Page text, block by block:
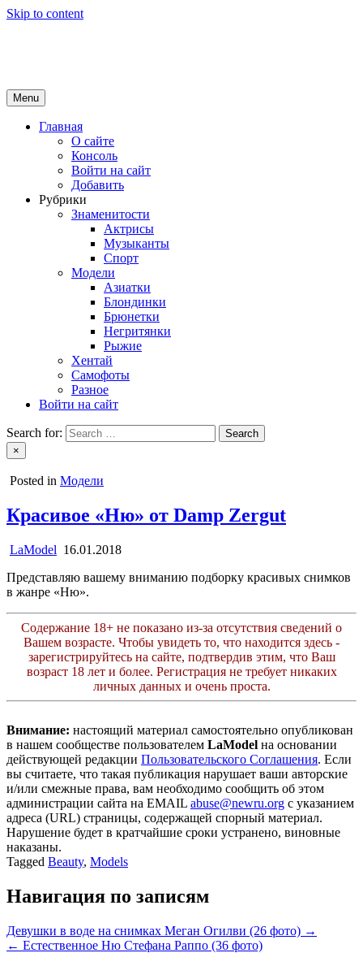
Skip to content
Menu
Главная
О сайте
Консоль
Войти на сайт
Добавить
Рубрики
Знаменитости
Актрисы
Музыканты
Спорт
Модели
Азиатки
Блондинки
Брюнетки
Негритянки
Рыжие
Хентай
Самофоты
Разное
Войти на сайт
Search for:
×
Posted in Модели
Красивое «Ню» от Damp Zergut
LaModel 16.01.2018
Представляю вашему вниманию подборку красивых снимков
в жанре «Ню».
Содержание 18+ не показано из-за отсутствия сведений о
Вашем возрасте. Чтобы увидеть то, что находится здесь -
зарегистрируйтесь на сайте, подтвердив этим, что Ваш
возраст 18 лет и более. Регистрация не требует никаких
личных данных и очень проста.
Внимание: настоящий материал самостоятельно опубликован
в нашем сообществе пользователем LaModel на основании
действующей редакции Пользовательского Соглашения. Если
вы считаете, что такая публикация нарушает ваши авторские
и/или смежные права, вам необходимо сообщить об этом
администрации сайта на EMAIL abuse@newru.org с указанием
адреса (URL) страницы, содержащей спорный материал.
Нарушение будет в кратчайшие сроки устранено, виновные
наказаны.
Tagged Beauty, Models
Навигация по записям
Девушки в воде на снимках Меган Огилви (26 фото) →
← Естественное Ню Стефана Раппо (36 фото)